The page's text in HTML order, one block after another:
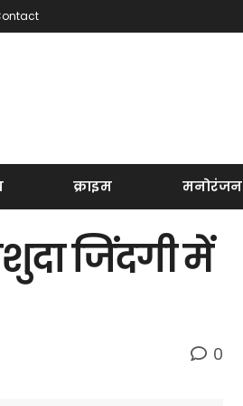
क्राइम मनोरंजन
जिंदगी में
0